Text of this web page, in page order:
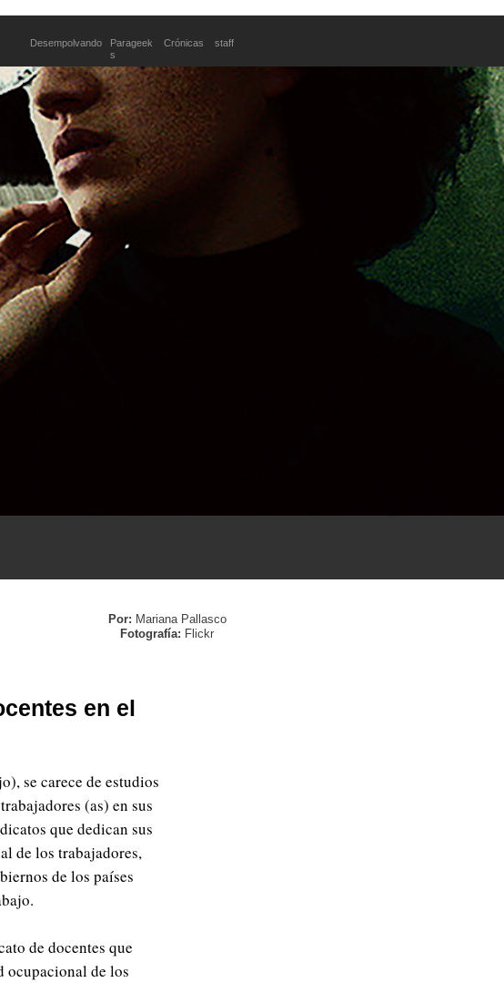
Desempolvando
Parageek
s
Crónicas staff
Por: Mariana Pallasco
Fotografía: Flickr
en el
se carece de estudios
(as) en sus
que dedican sus
de los trabajadores,
de los países
de docentes que
ocupacional de los